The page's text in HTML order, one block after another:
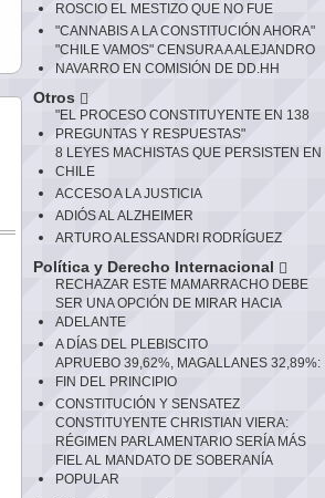
ROSCIO EL MESTIZO QUE NO FUE
"CANNABIS A LA CONSTITUCIÓN AHORA"
"CHILE VAMOS" CENSURA A ALEJANDRO
NAVARRO EN COMISIÓN DE DD.HH
Otros
"EL PROCESO CONSTITUYENTE EN 138
PREGUNTAS Y RESPUESTAS"
8 LEYES MACHISTAS QUE PERSISTEN EN
CHILE
ACCESO A LA JUSTICIA
ADIÓS AL ALZHEIMER
ARTURO ALESSANDRI RODRÍGUEZ
Política y Derecho Internacional
RECHAZAR ESTE MAMARRACHO DEBE
SER UNA OPCIÓN DE MIRAR HACIA
ADELANTE
A DÍAS DEL PLEBISCITO
APRUEBO 39,62%, MAGALLANES 32,89%:
FIN DEL PRINCIPIO
CONSTITUCIÓN Y SENSATEZ
CONSTITUYENTE CHRISTIAN VIERA:
RÉGIMEN PARLAMENTARIO SERÍA MÁS
FIEL AL MANDATO DE SOBERANÍA
POPULAR